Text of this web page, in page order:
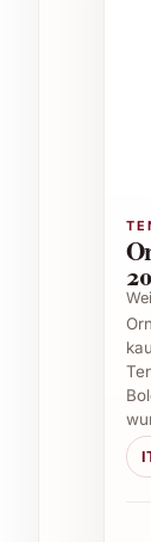
bei
Ob
1.
Er
2.